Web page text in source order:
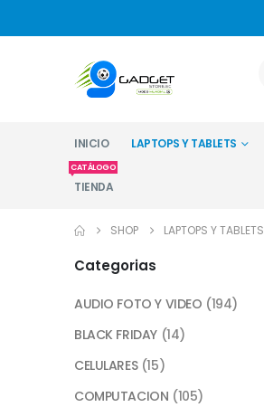
INICIO LAPTOPS Y TABLETS
TIENDA
CATÁLOGO
SHOP LAPTOPS Y TABLETS
Categorias
AUDIO FOTO Y VIDEO (194)
BLACK FRIDAY (14)
CELULARES (15)
COMPUTACION (105)